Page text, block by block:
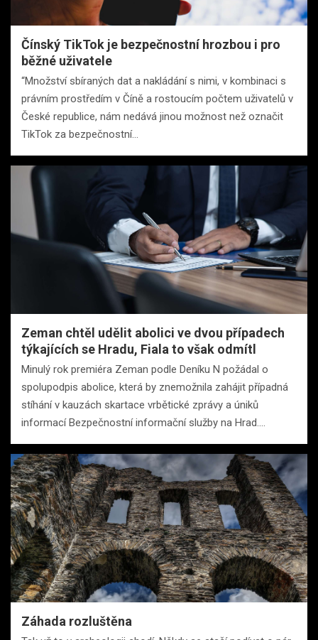
Čínský TikTok je bezpečnostní hrozbou i pro
běžné uživatele
“Množství sbíraných dat a nakládání s nimi, v kombinaci s
právním prostředím v Číně a rostoucím počtem uživatelů v
České republice, nám nedává jinou možnost než označit
TikTok za bezpečnostní…
Zeman chtěl udělit abolici ve dvou případech
týkajících se Hradu, Fiala to však odmítl
Minulý rok premiéra Zeman podle Deníku N požádal o
spolupodpis abolice, která by znemožnila zahájit případná
stíhání v kauzách skartace vrbětické zprávy a úniků
informací Bezpečnostní informační služby na Hrad.…
Záhada rozluštěna